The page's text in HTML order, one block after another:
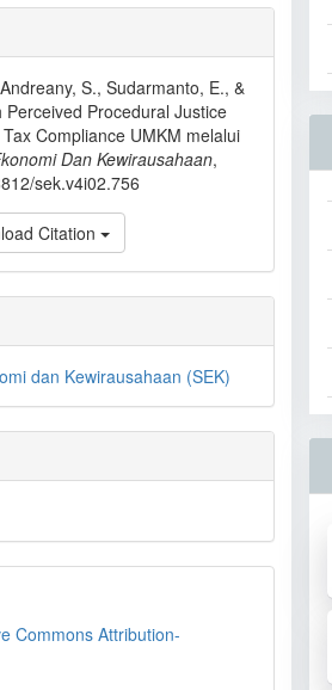
S., Sudarmanto, E., &
Procedural Justice
Compliance UMKM melalui
Dan Kewirausahaan,
sek.v4i02.756
Citation
dan Kewirausahaan (SEK)
Commons Attribution-